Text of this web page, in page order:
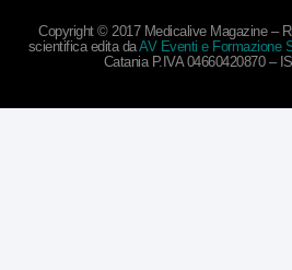
Copyright © 2017 Medicalive Magazine –
scientifica edita daAV Eventi e Formazione
Catania P.IVA 04660420870 –